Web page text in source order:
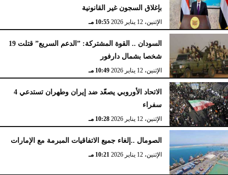
بإغلاق السجون غير القانونية
الإثنين، 12 يناير 2026 10:55 مـ
السودان .. القوة المشتركة: ”الدعم السريع” قتلت 19
شخصا بشمال دارفور
الإثنين، 12 يناير 2026 10:49 مـ
الاتحاد الأوروبي يصعّد ضد إيران وطهران تستدعي 4
سفراء
الإثنين، 12 يناير 2026 10:28 مـ
الصومال ..إلغاء جميع الاتفاقيات المبرمة مع الإمارات
الإثنين، 12 يناير 2026 10:21 مـ